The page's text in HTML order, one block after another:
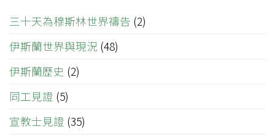
三十天為穆斯林世界禱告 (2)
伊斯蘭世界與現況 (48)
伊斯蘭歷史 (2)
同工見證 (5)
宣教士見證 (35)